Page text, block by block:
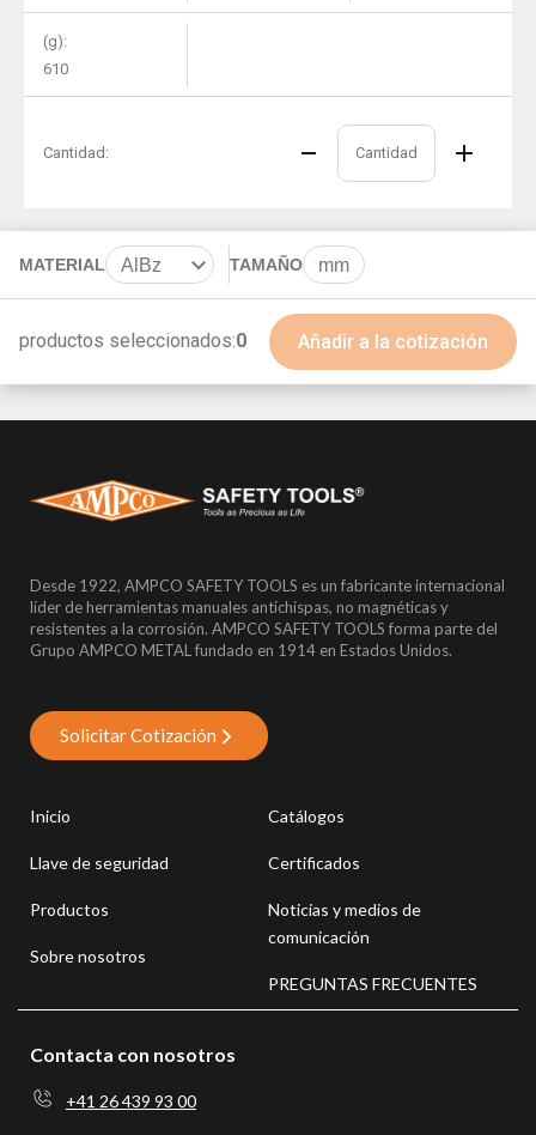
(g):
610
Cantidad:
MATERIAL
AlBz
BeCu
TAMAÑO mm
productos seleccionados:0 Añadir a la cotización
Desde 1922, AMPCO SAFETY TOOLS es un fabricante internacional
líder de herramientas manuales antichispas, no magnéticas y
resistentes a la corrosión. AMPCO SAFETY TOOLS forma parte del
Grupo AMPCO METAL fundado en 1914 en Estados Unidos.
Solicitar Cotización
Inicio
Llave de seguridad
Productos
Sobre nosotros
Catálogos
Certificados
Noticias y medios de
comunicación
PREGUNTAS FRECUENTES
Contacta con nosotros
+41 26 439 93 00